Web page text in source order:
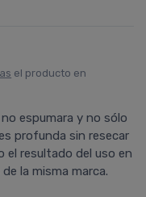
el producto en
espumara y no sólo
profunda sin resecar
el resultado del uso en
la misma marca.